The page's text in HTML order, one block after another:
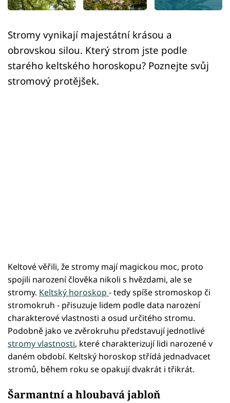
Stromy vynikají majestátní krásou a
obrovskou silou. Který strom jste podle
starého keltského horoskopu? Poznejte svůj
stromový protějšek.
Keltové věřili, že stromy mají magickou moc, proto
spojili narození člověka nikoli s hvězdami, ale se
stromy. Keltský horoskop - tedy spíše stromoskop či
stromokruh - přisuzuje lidem podle data narození
charakterové vlastnosti a osud určitého stromu.
Podobně jako ve zvěrokruhu představují jednotlivé
stromy vlastnosti, které charakterizují lidi narozené v
daném období. Keltský horoskop střídá jednadvacet
stromů, během roku se opakují dvakrát i třikrát.
Šarmantní a hloubavá jabloň